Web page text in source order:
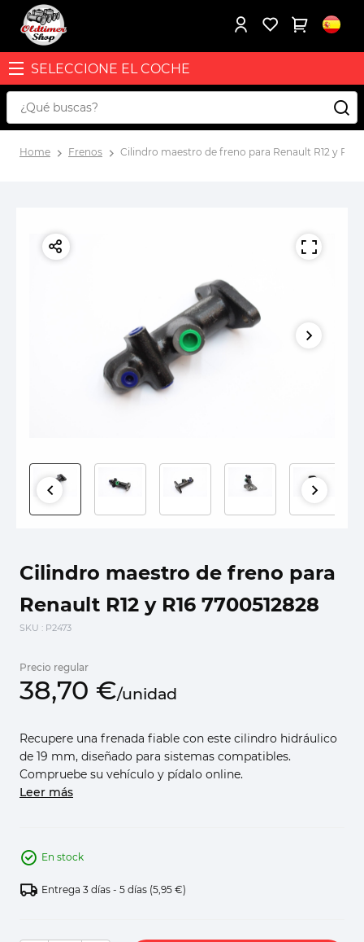
SELECCIONE EL COCHE
Home Frenos Cilindro maestro de freno para Renault R12 y R16
Cilindro maestro de freno para
Renault R12 y R16 7700512828
SKU : P2473
Precio regular
38,70 €/unidad
Recupere una frenada fiable con este cilindro hidráulico
de 19 mm, diseñado para sistemas compatibles.
Compruebe su vehículo y pídalo online.
Leer más
En stock
Entrega 3 días - 5 días (5,95 €)